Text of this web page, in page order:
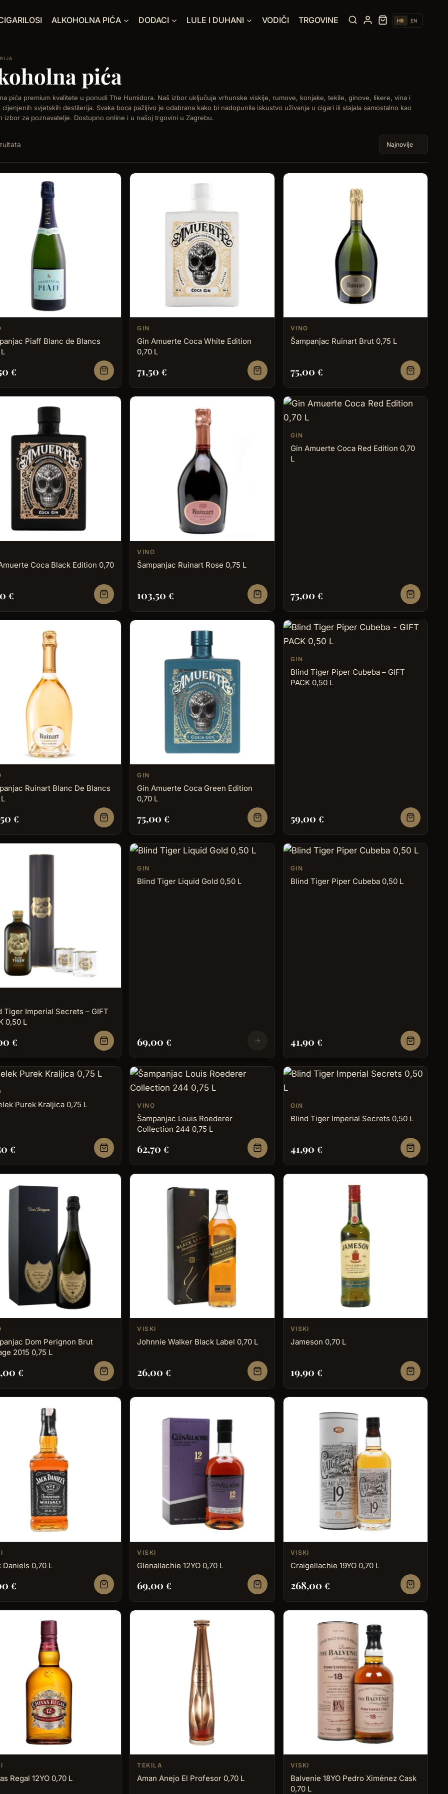
ALKOHOLNA PIĆA DODACI LULE I DUHANI VODIČI TRGOVINE HR EN
pića
pića premium kvalitete u ponudi The Humidora. Naš izbor uključuje vrhunske viskije, rumove, konjake, tekile, ginove, likere, vina i
cijenjenih svjetskih destilerija. Svaka boca pažljivo je odabrana kako bi nadopunila iskustvo uživanja u cigari ili stajala samostalno kao
izbor za poznavatelje. Dostupno online i u našoj trgovini u Zagrebu.
Piaff Blanc de Blancs
€
GIN
Gin Amuerte Coca White Edition
0,70 L
71,50€
VINO
Šampanjac Ruinart Brut 0,75 L
75,00 €
Coca Black Edition 0,70
€
VINO
Šampanjac Ruinart Rose 0,75 L
103,50€
GIN
Gin Amuerte Coca Red Edition 0,70
L
75,00 €
Ruinart Blanc De Blancs
€
GIN
Gin Amuerte Coca Green Edition
0,70 L
75,00€
GIN
Blind Tiger Piper Cubeba – GIFT
PACK 0,50 L
59,00 €
Tiger Imperial Secrets – GIFT
0,50 L
€
GIN
Blind Tiger Liquid Gold 0,50 L
69,00€
GIN
Blind Tiger Piper Cubeba 0,50 L
41,90 €
Purek Kraljica 0,75 L
€
VINO
Šampanjac Louis Roederer
Collection 244 0,75 L
62,70€
GIN
Blind Tiger Imperial Secrets 0,50 L
41,90 €
Dom Perignon Brut
2015 0,75 L
€
VISKI
Johnnie Walker Black Label 0,70 L
26,00€
VISKI
Jameson 0,70 L
19,90 €
Daniels 0,70 L
€
VISKI
Glenallachie 12YO 0,70 L
69,00€
VISKI
Craigellachie 19YO 0,70 L
268,00 €
Regal 12YO 0,70 L
TEKILA
Aman Anejo El Profesor 0,70 L
VISKI
Balvenie 18YO Pedro Ximénez Cask
0,70 L